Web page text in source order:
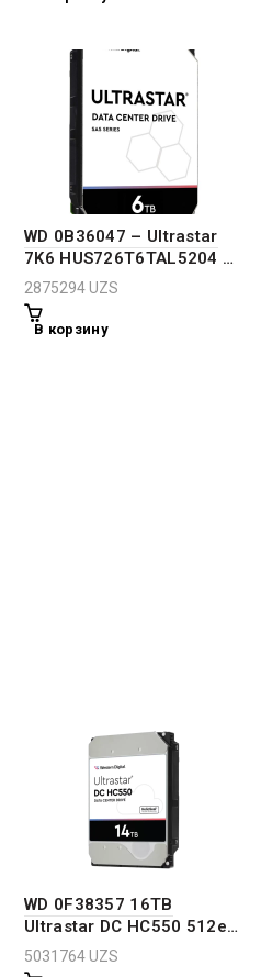
WD 0B36047 – Ultrastar
7K6 HUS726T6TAL5204 –
Hard Drive – 6 TB –
Internal – 3.5″ – SAS
12Gb/s – 7200 RPM –
2875294UZS
В корзину
WD 0F38357 16TB
Ultrastar DC HC550 512e
SAS HDD
5031764UZS